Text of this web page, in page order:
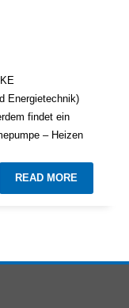
Energietechnik)
findet ein
– Heizen
READ MORE